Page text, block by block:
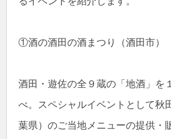
①酒の酒田の酒まつり（酒田市）
酒田・遊佐の全９蔵の「地酒」を
べ。スペシャルイベントとして秋
葉県）のご当地メニューの提供・